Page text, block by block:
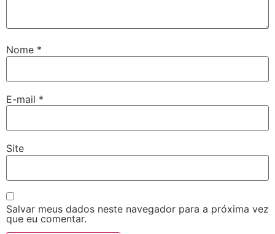
Nome *
E-mail *
Site
Salvar meus dados neste navegador para a próxima vez
que eu comentar.